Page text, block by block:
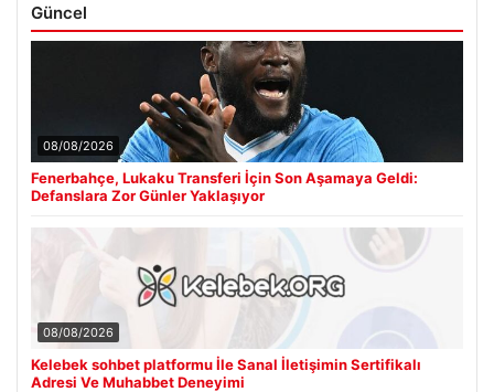
Güncel
08/08/2026
Fenerbahçe, Lukaku Transferi İçin Son Aşamaya Geldi:
Defanslara Zor Günler Yaklaşıyor
08/08/2026
Kelebek sohbet platformu İle Sanal İletişimin Sertifikalı
Adresi Ve Muhabbet Deneyimi